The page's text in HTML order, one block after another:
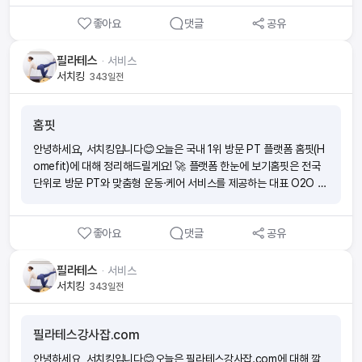
너십 확장성: 기업, 학원, 문화센터, 공공기관까지 연결 확대⦁ 플랫폼
패키지 지원 📌 정리하자면웰컴강사는 강사 채용 매칭뿐 아니라 교육
기획·강의 운영까지 지원하는 종합 플랫폼입니다. 단순한 구인구직 사
이트에서 벗어나, 교육 시장의 컨설팅 + 매칭 + 강의 운영을 아우르는
영으로 전환된 상태예요. 🔑 주요 특징 및 서비스⦁ 커뮤니티 기반: 헬
스트레이너, 스포츠센터 운영자, 구직자 등이 모여 구인·구직, 업계 정
회원이 활동하며 업계 대표 커뮤니티로 자리잡았어요.⦁ 무료 이용 정
책: 공식 홈페이지 운영 당시 전 서비스 무료 제공을 내세웠으나, 현재
는 카페로만 운영됩니다.⦁ 운영 규칙: 1인/1회사당 1페이지 1게시물만
운영 현황⦁ 공식 사이트: spodream.co.kr은 사실상 폐쇄 상태, 안내
문만 남아 있어요.⦁ 다음 카페 전환: 현재 모든 활동은 스포드림 다음
카페에서 이루어지고 있습니다.⦁ 핵심 활동: 구인구직 공고, 지역 네트
워킹, 업계 소식 공유. 🌟 강점 포인트🎯 헬스·스포츠 업계 특화: 일반
과: 업계 종사자들이 직접 연결되어 현장감 있는 정보 교류 ⚠️ 참고사
대신 커뮤니티 성격이 강해 실질적인 네트워킹·정보 교환에는 여전히
가치가 있습니다. 정리하자면, 스포드림은 지금은 다음 카페 중심의 체
육·헬스 업계 대표 구인구직 커뮤니티라고 볼 수 있습니다. 업계 사람
에요💪
좋아요 댓글 공유
필라테스 ᆞ 서비스
서치킹 343일전
홈핏
안녕하세요, 서치킹입니다😊오늘은 국내 1위 방문 PT 플랫폼 홈핏(H
omefit)에 대해 정리해드릴게요! 🚀 플랫폼 한눈에 보기홈핏은 전국
단위로 방문 PT와 맞춤형 운동·케어 서비스를 제공하는 대표 O2O 플
무기로, 최근 몇 년간 급성장을 거듭하며 방문 PT 시장의 선두주자로
자리 잡았습니다. 🔑 주요 특징⦁ 전문가 직접 방문: 고객이 원하는 시
진행⦁ 방대한 전문가 풀: 2025년 기준, 전국 2,000명+ 전문가 / 누적
17만 회 수업 기록⦁ 서비스 다각화: 기존 운동 서비스에서 → 요가·명
상·미술·음악 등으로 확장 💰 수익모델 & 수수료⦁ 기본 구조: 고객이 지
2B 서비스: 기업·기관 단체 운동/건강 프로그램 운영을 통해 매출 다각
화⦁ 수수료율: 공식적으로는 개별 안내이지만, 업계 평균(10~30%) 범
좋아요 댓글 공유
필라테스 ᆞ 서비스
서치킹 343일전
필라테스강사잡.com
안녕하세요, 서치킹입니다😊오늘은 필라테스강사잡.com에 대해 깔